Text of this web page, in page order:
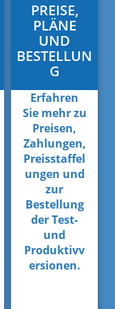
PREISE,
PLÄNE
UND
BESTELLUN
G
Erfahren
Sie mehr zu
Preisen,
Zahlungen,
Preisstaffel
ungen und
zur
Bestellung
der Test-
und
Produktivv
ersionen.